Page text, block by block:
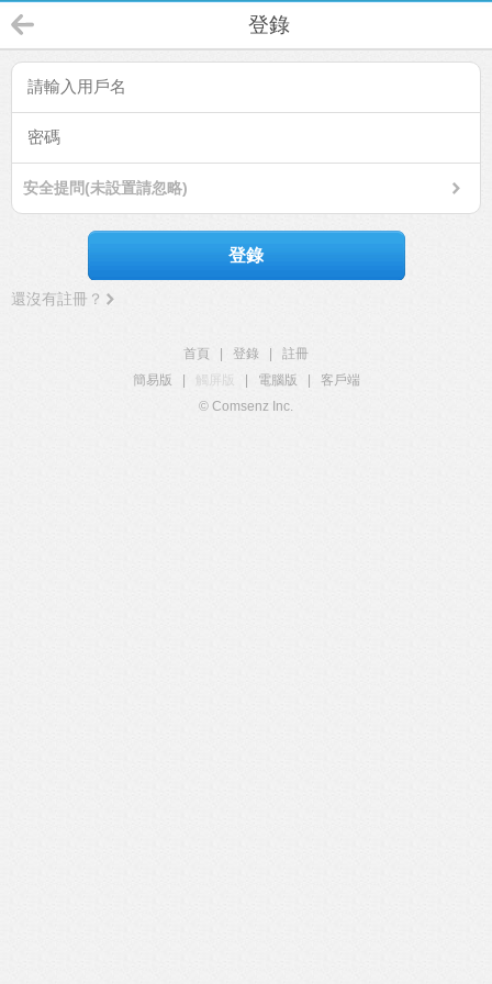
登錄
安全提問(未設置請忽略)
登錄
還沒有註冊？
首頁 登錄
註冊
簡易版
觸屏版 電腦版
客戶端
© Comsenz Inc.